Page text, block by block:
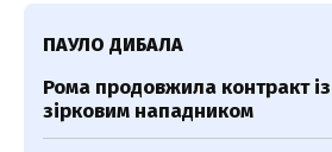
ПАУЛО ДИБАЛА
Рома продовжила контракт із
зірковим нападником